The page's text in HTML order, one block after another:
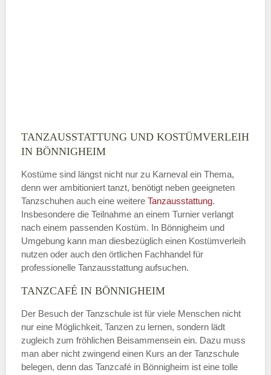
TANZAUSSTATTUNG UND KOSTÜMVERLEIH
IN BÖNNIGHEIM
Kostüme sind längst nicht nur zu Karneval ein Thema,
denn wer ambitioniert tanzt, benötigt neben geeigneten
Tanzschuhen auch eine weitere Tanzausstattung.
Insbesondere die Teilnahme an einem Turnier verlangt
nach einem passenden Kostüm. In Bönnigheim und
Umgebung kann man diesbezüglich einen Kostümverleih
nutzen oder auch den örtlichen Fachhandel für
professionelle Tanzausstattung aufsuchen.
TANZCAFÉ IN BÖNNIGHEIM
Der Besuch der Tanzschule ist für viele Menschen nicht
nur eine Möglichkeit, Tanzen zu lernen, sondern lädt
zugleich zum fröhlichen Beisammensein ein. Dazu muss
man aber nicht zwingend einen Kurs an der Tanzschule
belegen, denn das Tanzcafé in Bönnigheim ist eine tolle